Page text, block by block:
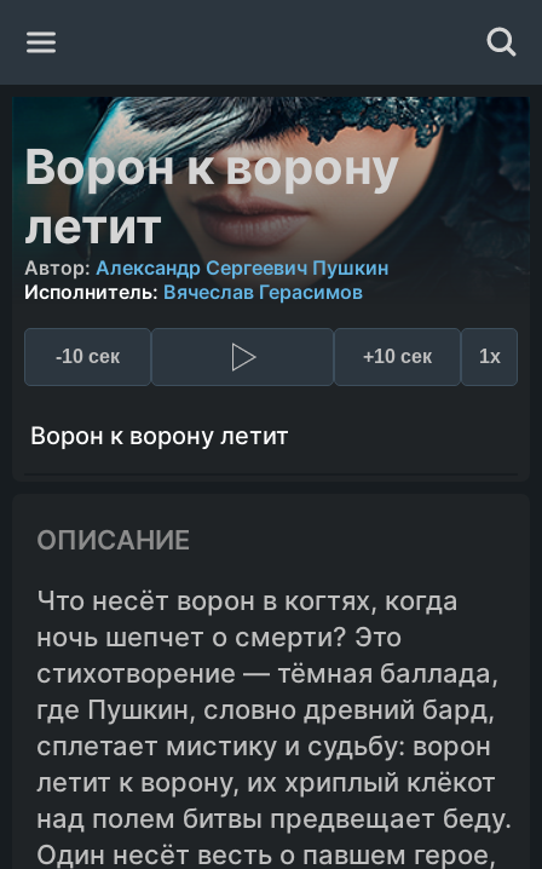
Главная
Жанры
Авторы
Исполнители
Ворон к ворону
летит
Автор: Александр Сергеевич Пушкин
Исполнитель: Вячеслав Герасимов
-10 сек +10 сек 1x
Ворон к ворону летит
ОПИСАНИЕ
Что несёт ворон в когтях, когда
ночь шепчет о смерти? Это
стихотворение — тёмная баллада,
где Пушкин, словно древний бард,
сплетает мистику и судьбу: ворон
летит к ворону, их хриплый клёкот
над полем битвы предвещает беду.
Один несёт весть о павшем герое,